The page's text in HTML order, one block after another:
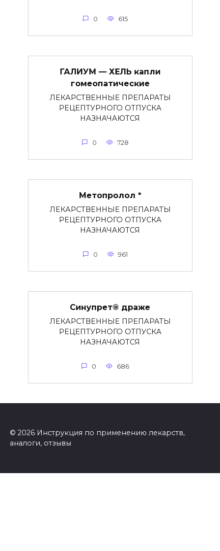
0 615
ГАЛИУМ — ХЕЛЬ капли
гомеопатические
ЛЕКАРСТВЕННЫЕ ПРЕПАРАТЫ
РЕЦЕПТУРНОГО ОТПУСКА
НАЗНАЧАЮТСЯ
0 728
Метопролол *
ЛЕКАРСТВЕННЫЕ ПРЕПАРАТЫ
РЕЦЕПТУРНОГО ОТПУСКА
НАЗНАЧАЮТСЯ
0 961
Синупрет® драже
ЛЕКАРСТВЕННЫЕ ПРЕПАРАТЫ
РЕЦЕПТУРНОГО ОТПУСКА
НАЗНАЧАЮТСЯ
0 686
© 2026 Инструкция по применению лекарств,
аналоги, отзывы